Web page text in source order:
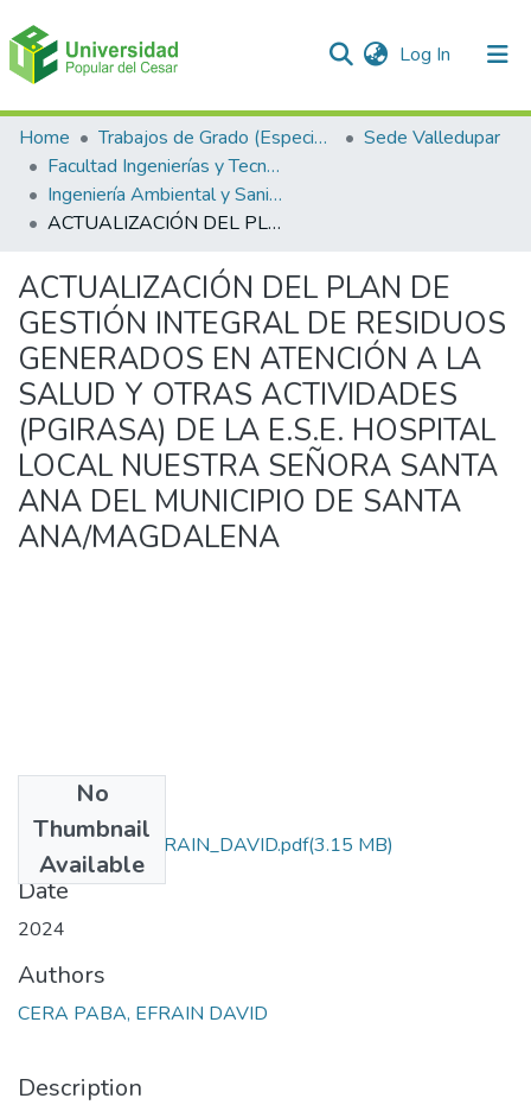
Log In (current)
Communities & Collections
All of DSpace
Statistics
Home Trabajos de Grado (Especializaciones y Pregrados)
Sede Valledupar
Facultad Ingenierías y Tecnologías
Ingeniería Ambiental y Sanitaria.
ACTUALIZACIÓN DEL PLAN DE GESTIÓN INTEGRAL DE RESIDUOS GENERADOS EN ATENCIÓN A LA SALUD Y OTRAS ACTIVIDADES (PGIRASA) DE LA E.S.E. HOSPITAL LOCAL NUESTRA SEÑORA SANTA ANA DEL MUNICIPIO DE SANTA ANA/MAGDALENA
ACTUALIZACIÓN DEL PLAN DE
GESTIÓN INTEGRAL DE RESIDUOS
GENERADOS EN ATENCIÓN A LA
SALUD Y OTRAS ACTIVIDADES
(PGIRASA) DE LA E.S.E. HOSPITAL
LOCAL NUESTRA SEÑORA SANTA
ANA DEL MUNICIPIO DE SANTA
ANA/MAGDALENA
No
Thumbnail
Available
CERA_PABA_EFRAIN_DAVID.pdf(3.15 MB)
Date
2024
Authors
CERA PABA, EFRAIN DAVID
Description